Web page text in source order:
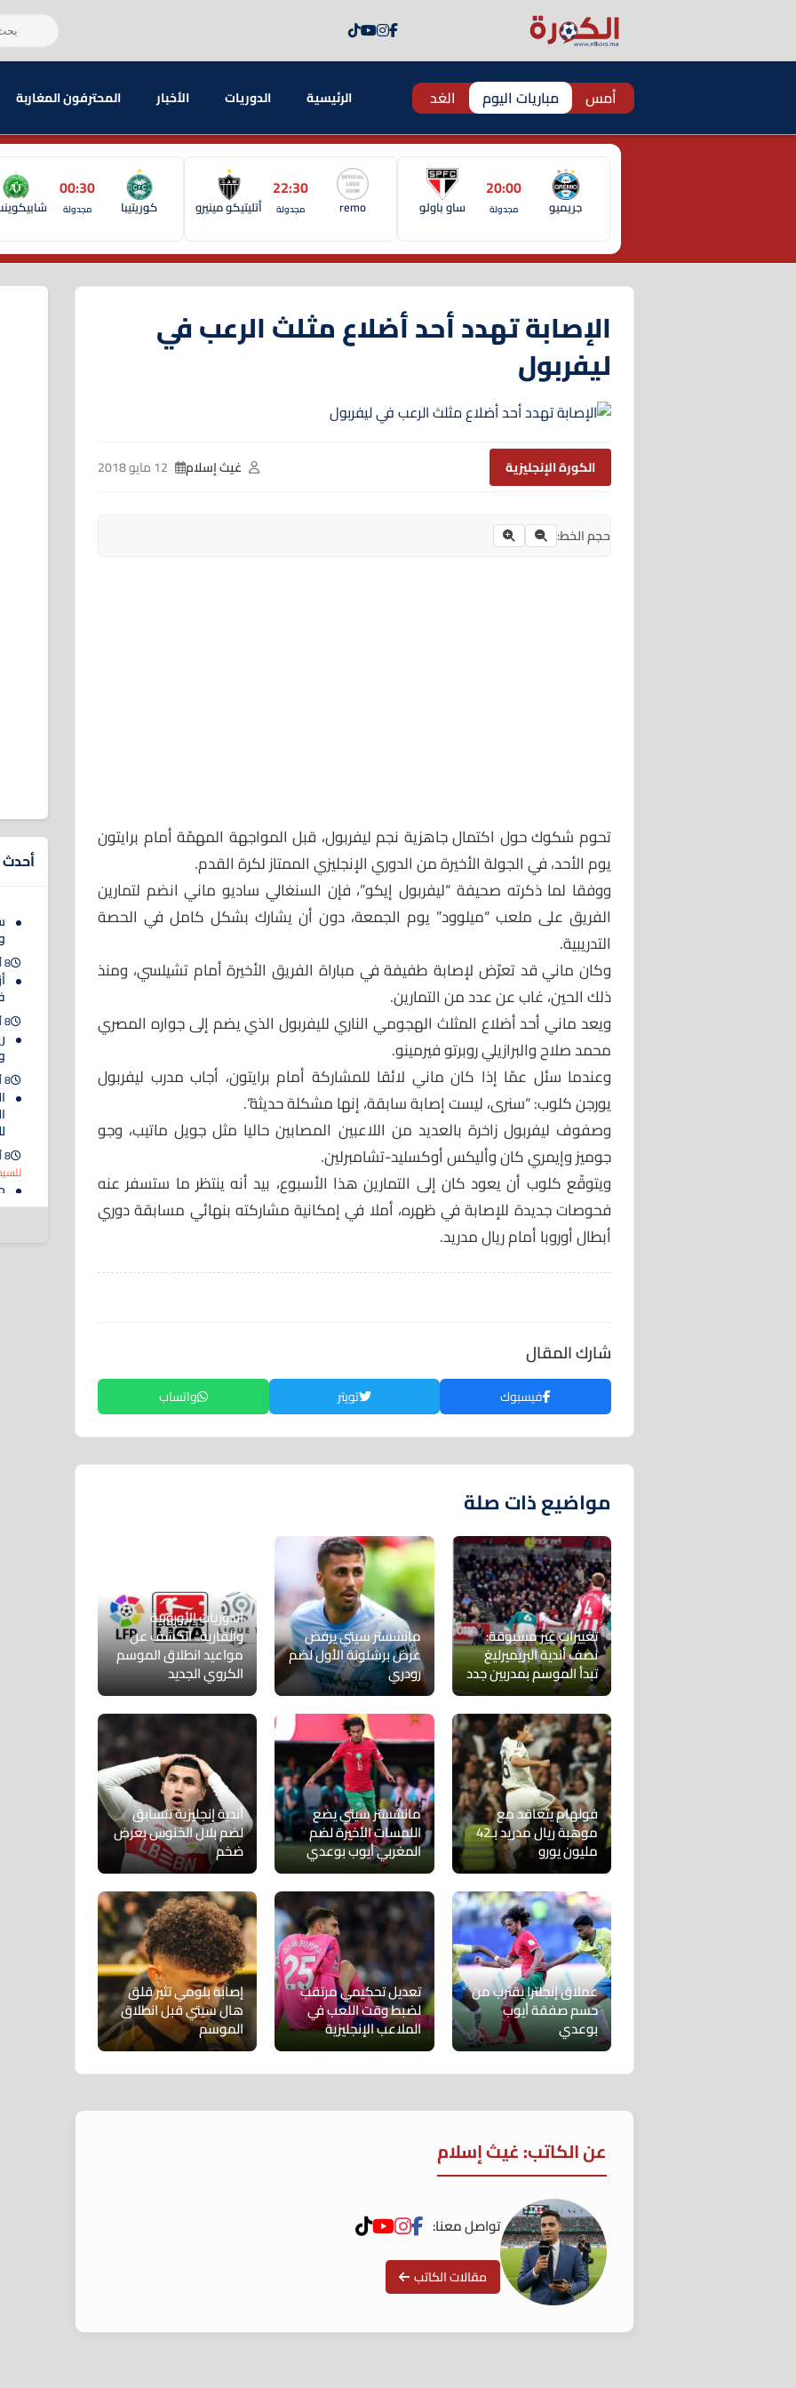
أمس مباريات اليوم الغد الرئيسية الدوريات الأخبار المحترفون المغاربة
جريميو
20:00
مجدولة ساو باولو remo
22:30
مجدولة أتليتيكو مينيرو كوريتيبا
00:30
مجدولة
الإصابة تهدد أحد أضلاع مثلث الرعب في
ليفربول
الكورة الإنجليزية غيث إسلام
حجم الخط:
تحوم شكوك حول اكتمال جاهزية نجم ليفربول، قبل المواجهة المهمّة أمام برايتون
يوم الأحد، في الجولة الأخيرة من الدوري الإنجليزي الممتاز لكرة القدم.
ووفقا لما ذكرته صحيفة “ليفربول إيكو”، فإن السنغالي ساديو ماني انضم لتمارين
الفريق على ملعب “ميلوود” يوم الجمعة، دون أن يشارك بشكل كامل في الحصة
التدريبية.
وكان ماني قد تعرّض لإصابة طفيفة في مباراة الفريق الأخيرة أمام تشيلسي، ومنذ
ذلك الحين، غاب عن عدد من التمارين.
ويعد ماني أحد أضلاع المثلث الهجومي الناري لليفربول الذي يضم إلى جواره المصري
محمد صلاح والبرازيلي روبرتو فيرمينو.
وعندما سئل عمّا إذا كان ماني لائقا للمشاركة أمام برايتون، أجاب مدرب ليفربول
يورجن كلوب: “سنرى، ليست إصابة سابقة، إنها مشكلة حديثة”.
وصفوف ليفربول زاخرة بالعديد من اللاعبين المصابين حاليا مثل جويل ماتيب، وجو
جوميز وإيمري كان وأليكس أوكسليد-تشامبرلين.
ويتوقّع كلوب أن يعود كان إلى التمارين هذا الأسبوع، بيد أنه ينتظر ما ستسفر عنه
فحوصات جديدة للإصابة في ظهره، أملا في إمكانية مشاركته بنهائي مسابقة دوري
أبطال أوروبا أمام ريال مدريد.
شارك المقال
فيسبوك تويتر واتساب
مواضيع ذات صلة
تغييرات غير مسبوقة:
نصف أندية البريميرليغ
تبدأ الموسم بمدربين جدد
مانشستر سيتي يرفض
عرض برشلونة الأول لضم
رودري
الدوريات الأوروبية
والقارية.. الكشف عن
مواعيد انطلاق الموسم
الكروي الجديد
فولهام يتعاقد مع
موهبة ريال مدريد بـ42
مليون يورو
مانشستر سيتي يضع
اللمسات الأخيرة لضم
المغربي أيوب بوعدي
أندية إنجليزية تتسابق
لضم بلال الخنوس بعرض
ضخم
عملاق إنجلترا يقترب من
حسم صفقة أيوب
بوعدي
تعديل تحكيمي مرتقب
لضبط وقت اللعب في
الملاعب الإنجليزية
إصابة بلومي تثير قلق
هال سيتي قبل انطلاق
الموسم
عن الكاتب: غيث إسلام
تواصل معنا:
مقالات الكاتب
أحدث
8 أغسطس 2026
8 أغسطس 2026
8 أغسطس 2026
8 أغسطس 2026